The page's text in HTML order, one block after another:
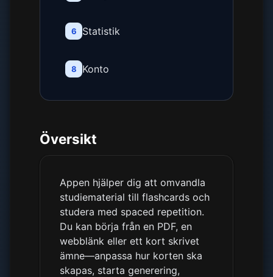
6 Statistik
8 Konto
Översikt
Appen hjälper dig att omvandla
studiematerial till flashcards och
studera med spaced repetition.
Du kan börja från en PDF, en
webblänk eller ett kort skrivet
ämne—anpassa hur korten ska
skapas, starta generering,